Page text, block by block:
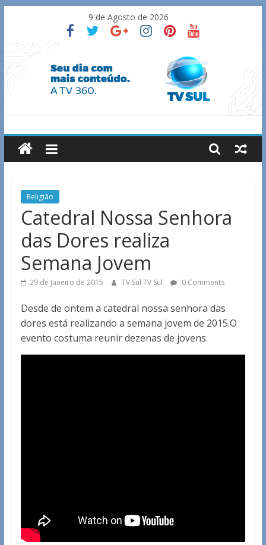
content
9 de Agosto de 2026
TV
Sul
Notícias
Guaxupé
região.
Religião
Catedral Nossa Senhora
das Dores realiza
Semana Jovem
29 de Janeiro de 2015 TV Sul TV Sul 0 Comments
Desde de ontem a catedral nossa senhora das
dores está realizando a semana jovem de 2015.O
evento costuma reunir dezenas de jovens.